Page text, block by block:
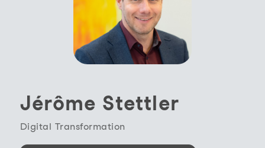
Jérôme Stettler
Digital Transformation